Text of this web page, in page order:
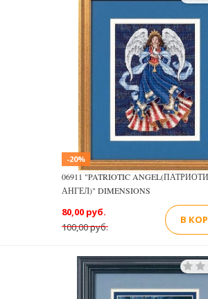
-20%
06911 "PATRIOTIC
АНГЕЛ)" DIMENSIONS
100,00 руб.
80,00 руб.
В